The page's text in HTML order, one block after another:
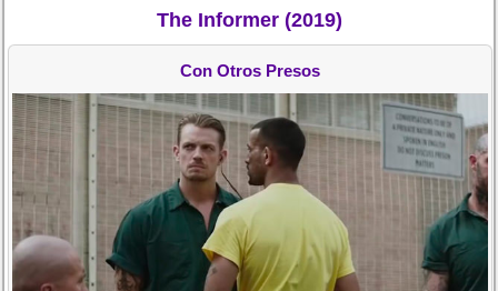
The Informer (2019)
Con Otros Presos